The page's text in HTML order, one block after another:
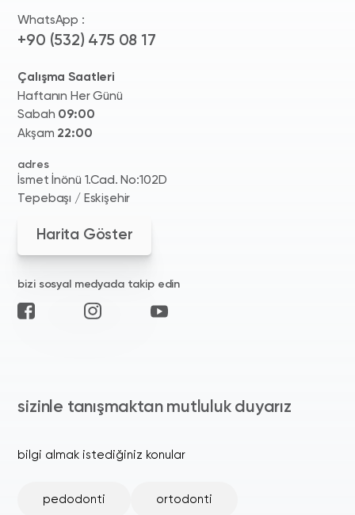
WhatsApp :
+90 (532) 475 08 17
Çalışma Saatleri
Haftanın Her Günü
Sabah 09:00
Akşam 22:00
adres
İsmet İnönü 1.Cad. No:102D
Tepebaşı / Eskişehir
Harita Göster
bizi sosyal medyada takip edin
sizinle tanışmaktan mutluluk duyarız
bilgi almak istediğiniz konular
pedodonti ortodonti